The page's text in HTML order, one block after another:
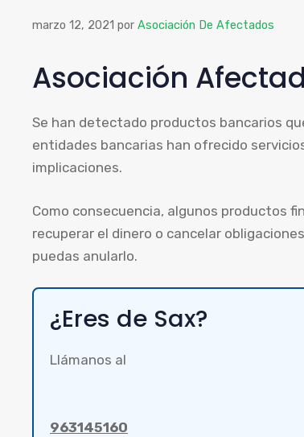
marzo 12, 2021 por Asociación De Afectados
Asociación
Se han detectado productos bancarios
entidades bancarias han ofrecido
implicaciones.
Como consecuencia, algunos productos
recuperar el dinero o cancelar
puedas anularlo.
¿Eres de Sax?
Llámanos al
963145160